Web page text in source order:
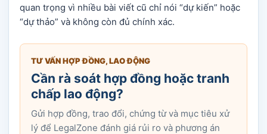
quan trọng vì nhiều bài viết cũ chỉ nói “dự kiến” hoặc
“dự thảo” và không còn đủ chính xác.
TƯ VẤN HỢP ĐỒNG, LAO ĐỘNG
Cần rà soát hợp đồng hoặc tranh
chấp lao động?
Gửi hợp đồng, trao đổi, chứng từ và mục tiêu xử
lý để LegalZone đánh giá rủi ro và phương án